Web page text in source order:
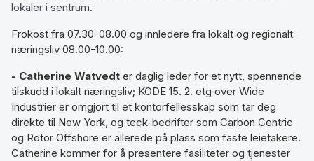
lokaler i sentrum.
Frokost fra 07.30-08.00 og innledere fra lokalt og regionalt
næringsliv 08.00-10.00:
- Catherine Watvedt er daglig leder for et nytt, spennende
tilskudd i lokalt næringsliv; KODE 15. 2. etg over Wide
Industrier er omgjort til et kontorfellesskap som tar deg
direkte til New York, og teck-bedrifter som Carbon Centric
og Rotor Offshore er allerede på plass som faste leietakere.
Catherine kommer for å presentere fasiliteter og tjenester